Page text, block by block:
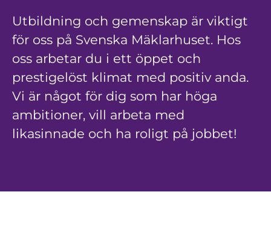
Utbildning och gemenskap är viktigt
för oss på Svenska Mäklarhuset. Hos
oss arbetar du i ett öppet och
prestigelöst klimat med positiv anda.
Vi är något för dig som har höga
ambitioner, vill arbeta med
likasinnade och ha roligt på jobbet!